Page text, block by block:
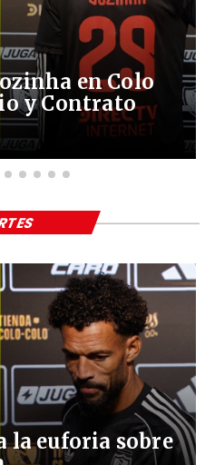
en Colo
y Contrato
la euforia sobre